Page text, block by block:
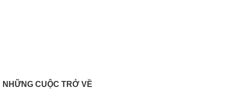
NHỮNG CUỘC TRỞ VỀ